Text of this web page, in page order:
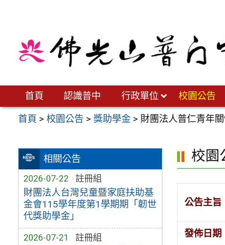
首頁 認識普中 行政單位 校園公告
首頁 >校園公告 >獎助學金 > 財團法人普仁青年
相關公告
2026-07-22 註冊組
財團法人台灣兒童暨家庭扶助基
金會115學年度第1學期期「韌世
代獎助學金」
2026-07-21 註冊組
校園
公告主旨
發佈日期